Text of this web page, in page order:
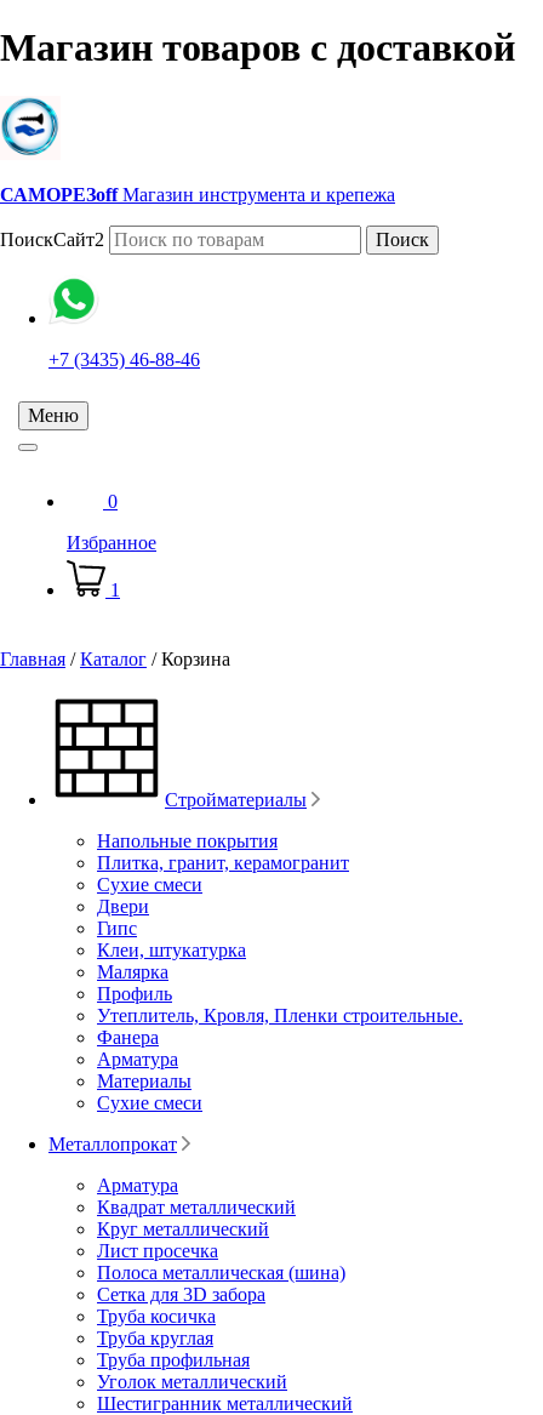
Магазин товаров с доставкой
САМОРЕЗoff Магазин инструмента и крепежа
ПоискСайт2 Поиск
+7 (3435) 46-88-46
Меню
0
Избранное
1
Главная /Каталог /Корзина
Стройматериалы
Напольные покрытия
Плитка, гранит, керамогранит
Сухие смеси
Двери
Гипс
Клеи, штукатурка
Малярка
Профиль
Утеплитель, Кровля, Пленки строительные.
Фанера
Арматура
Материалы
Сухие смеси
Металлопрокат
Арматура
Квадрат металлический
Круг металлический
Лист просечка
Полоса металлическая (шина)
Сетка для 3D забора
Труба косичка
Труба круглая
Труба профильная
Уголок металлический
Шестигранник металлический